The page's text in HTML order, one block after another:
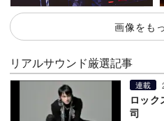
画像をも
リアルサウンド厳選記事
連載
ロッ
司